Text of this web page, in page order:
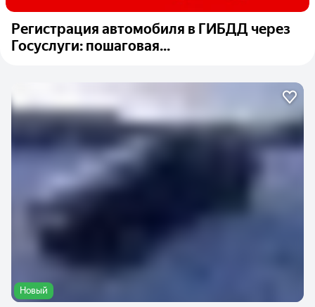
Регистрация автомобиля в ГИБДД через
Госуслуги: пошаговая...
Новый